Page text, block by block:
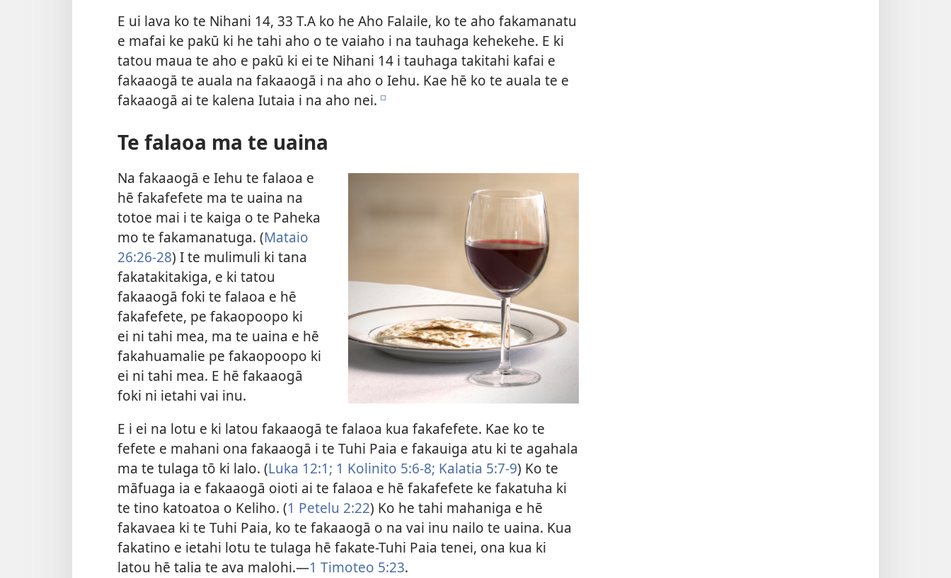
E ui lava ko te Nihani 14, 33 T.A ko he Aho Falaile, ko te aho fakamanatu
e mafai ke pakū ki he tahi aho o te vaiaho i na tauhaga kehekehe. E ki
tatou maua te aho e pakū ki ei te Nihani 14 i tauhaga takitahi kafai e
fakaaogā te auala na fakaaogā i na aho o Iehu. Kae hē ko te auala te e
fakaaogā ai te kalena Iutaia i na aho nei. e
Te falaoa ma te uaina
Na fakaaogā e Iehu te falaoa e
hē fakafefete ma te uaina na
totoe mai i te kaiga o te Paheka
mo te fakamanatuga. (Mataio
26:26-​28) I te mulimuli ki tana
fakatakitakiga, e ki tatou
fakaaogā foki te falaoa e hē
fakafefete, pe fakaopoopo ki
ei ni tahi mea, ma te uaina e hē
fakahuamalie pe fakaopoopo ki
ei ni tahi mea. E hē fakaaogā
foki ni ietahi vai inu.
E i ei na lotu e ki latou fakaaogā te falaoa kua fakafefete. Kae ko te
fefete e mahani ona fakaaogā i te Tuhi Paia e fakauiga atu ki te agahala
ma te tulaga tō ki lalo. (Luka 12:1; 1 Kolinito 5:​6-8; Kalatia 5:​7-9) Ko te
māfuaga ia e fakaaogā oioti ai te falaoa e hē fakafefete ke fakatuha ki
te tino katoatoa o Keliho. (1 Petelu 2:​22) Ko he tahi mahaniga e hē
fakavaea ki te Tuhi Paia, ko te fakaaogā o na vai inu nailo te uaina. Kua
fakatino e ietahi lotu te tulaga hē fakate-Tuhi Paia tenei, ona kua ki
latou hē talia te ava malohi.​—1 Timoteo 5:​23.